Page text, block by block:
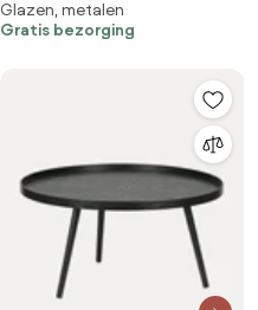
Glazen, metalen
Gratis bezorging